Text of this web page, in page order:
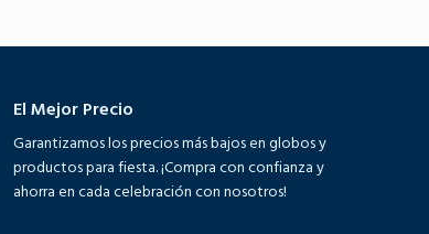
El Mejor Precio
Garantizamos los precios más bajos en globos y
productos para fiesta. ¡Compra con confianza y
ahorra en cada celebración con nosotros!